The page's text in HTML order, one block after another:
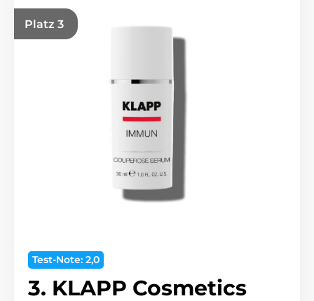
Platz 3
Test-Note: 2,0
3. KLAPP Cosmetics